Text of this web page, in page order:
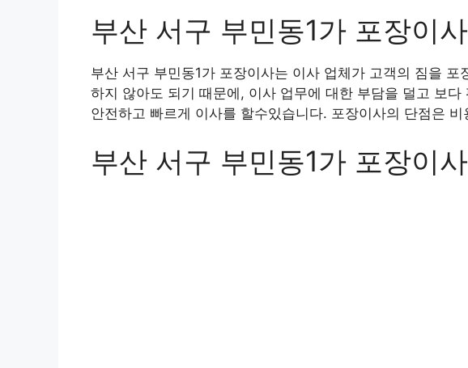
부산 서구 부민동1가 포장이사
부산 서구 부민동1가 포장이사는 이사 업체가 고객의 짐을
하지 않아도 되기 때문에, 이사 업무에 대한 부담을 덜고 보
안전하고 빠르게 이사를 할수있습니다. 포장이사의 단점은
부산 서구 부민동1가 포장이